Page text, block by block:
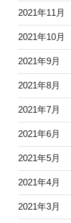
2021年11月
2021年10月
2021年9月
2021年8月
2021年7月
2021年6月
2021年5月
2021年4月
2021年3月